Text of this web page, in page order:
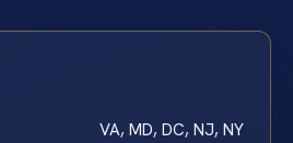
VA, MD, DC, NJ, NY